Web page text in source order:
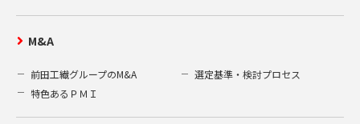
M&A
前田工繊グループのM&A
選定基準・検討プロセス
特色あるＰＭＩ